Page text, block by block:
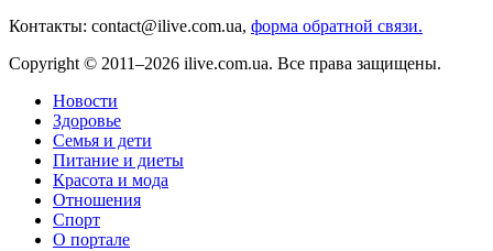
Контакты: contact@ilive.com.ua, форма обратной связи.
Copyright © 2011–2026 ilive.com.ua. Все права защищены.
Новости
Здоровье
Семья и дети
Питание и диеты
Красота и мода
Отношения
Спорт
О портале